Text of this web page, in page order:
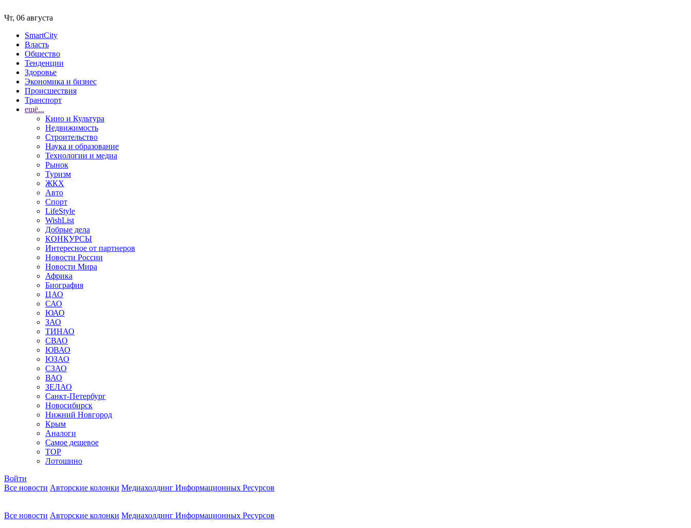
Чт, 06 августа
SmartCity
Власть
Общество
Тенденции
Здоровье
Экономика и бизнес
Происшествия
Транспорт
ещё...
Кино и Культура
Недвижимость
Строительство
Наука и образование
Технологии и медиа
Рынок
Туризм
ЖКХ
Авто
Спорт
LifeStyle
WishList
Добрые дела
КОНКУРСЫ
Интересное от партнеров
Новости России
Новости Мира
Африка
Биография
ЦАО
САО
ЮАО
ЗАО
ТИНАО
СВАО
ЮВАО
ЮЗАО
СЗАО
ВАО
ЗЕЛАО
Санкт-Петербург
Новосибирск
Нижний Новгород
Крым
Аналоги
Самое дешевое
TOP
Лотошино
Войти
Все новости Авторские колонки Медиахолдинг Информационных Ресурсов
Все новости Авторские колонки Медиахолдинг Информационных Ресурсов